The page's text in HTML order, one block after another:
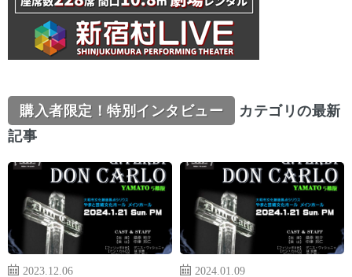
購入者限定！特別インタビュー
カテゴリの最新
記事
2023.12.06
2024.01.09